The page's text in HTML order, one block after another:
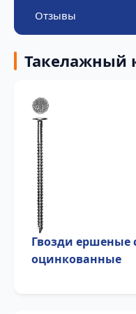
Отзывы
Такелажный
Гвозди ершеные
оцинкованные